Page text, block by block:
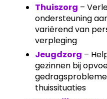
Thuiszorg –
ondersteuning
variërend van
verpleging
Jeugdzorg –
gezinnen bij
thuissituaties